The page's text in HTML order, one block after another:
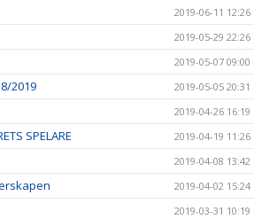
2019-06-11 12:26
2019-05-29 22:26
2019-05-07 09:00
2019 2019-05-05 20:31
2019-04-26 16:19
SPELARE 2019-04-19 11:26
2019-04-08 13:42
2019-04-02 15:24
2019-03-31 10:19